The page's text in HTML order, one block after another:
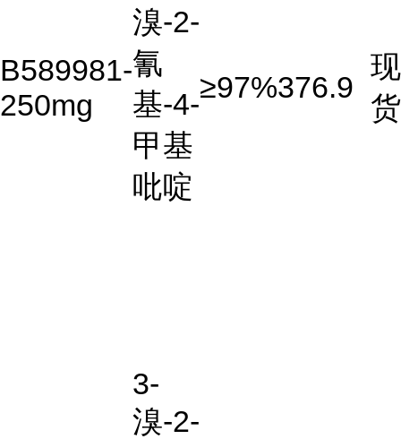
B589981-
250mg
溴-2-
氰
基-4-
甲基
吡啶
≥97%376.9
现
货
3-
溴-2-